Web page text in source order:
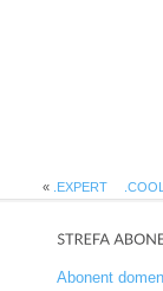
« .EXPERT
Abonent